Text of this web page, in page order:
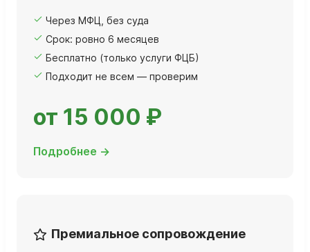
Через МФЦ, без суда
Срок: ровно 6 месяцев
Бесплатно (только услуги ФЦБ)
Подходит не всем — проверим
от 15 000 ₽
Подробнее →
Премиальное сопровождение